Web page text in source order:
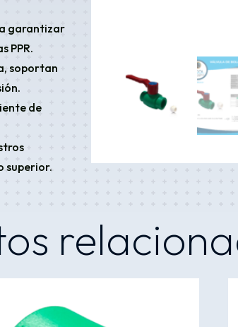
garantizar
PPR.
soportan
de
superior.